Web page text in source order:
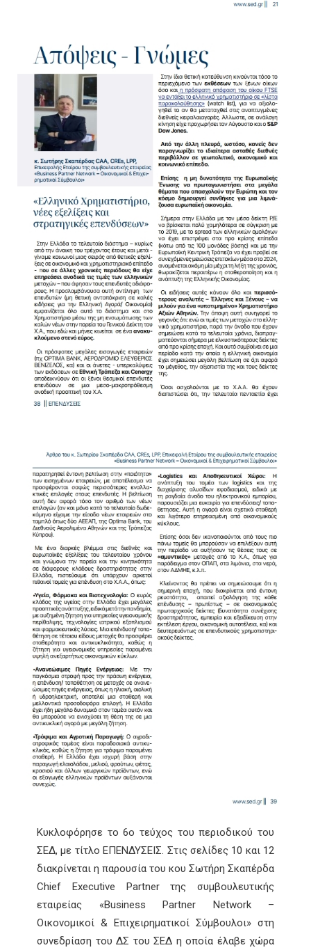
Κυκλοφόρησε το 6ο τεύχος του περιοδικού του
ΣΕΔ, με τίτλο ΕΠΕΝΔΥΣΕΙΣ. Στις σελίδες 10 και 12
διακρίνεται η παρουσία του κου Σωτήρη Σκαπέρδα
Chief Executive Partner της συμβουλευτικής
εταιρείας «Business Partner Network –
Οικονομικοί & Επιχειρηματικοί Σύμβουλοι» στη
συνεδρίαση του ΔΣ του ΣΕΔ η οποία έλαβε χώρα